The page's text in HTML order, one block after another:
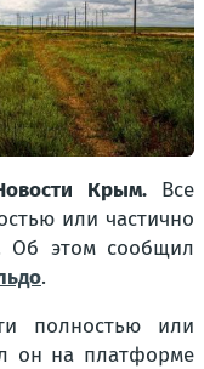
Крым.Все
или частично
Об этом сообщил
.
полностью или
он на платформе